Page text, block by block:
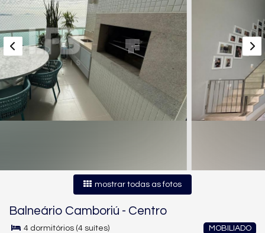
mostrar todas as fotos
Balneário Camboriú - Centro
MOBILIADO
4 dormitórios (4 suítes)